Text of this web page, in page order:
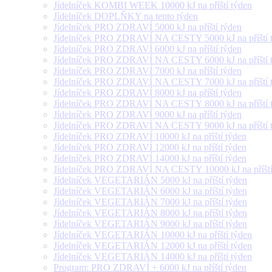
Jídelníček KOMBI WEEK 10000 kJ na příští týden
Jídelníček DOPLŇKY na tento týden
Jídelníček PRO ZDRAVÍ 5000 kJ na příští týden
Jídelníček PRO ZDRAVÍ NA CESTY 5000 kJ na příští
Jídelníček PRO ZDRAVÍ 6000 kJ na příští týden
Jídelníček PRO ZDRAVÍ NA CESTY 6000 kJ na příští
Jídelníček PRO ZDRAVÍ 7000 kJ na příští týden
Jídelníček PRO ZDRAVÍ NA CESTY 7000 kJ na příští
Jídelníček PRO ZDRAVÍ 8000 kJ na příští týden
Jídelníček PRO ZDRAVÍ NA CESTY 8000 kJ na příští
Jídelníček PRO ZDRAVÍ 9000 kJ na příští týden
Jídelníček PRO ZDRAVÍ NA CESTY 9000 kJ na příští
Jídelníček PRO ZDRAVÍ 10000 kJ na příští týden
Jídelníček PRO ZDRAVÍ 12000 kJ na příští týden
Jídelníček PRO ZDRAVÍ 14000 kJ na příští týden
Jídelníček PRO ZDRAVÍ NA CESTY 10000 kJ na
Jídelníček VEGETARIÁN 5000 kJ na příští týden
Jídelníček VEGETARIÁN 6000 kJ na příští týden
Jídelníček VEGETARIÁN 7000 kJ na příští týden
Jídelníček VEGETARIÁN 8000 kJ na příští týden
Jídelníček VEGETARIÁN 9000 kJ na příští týden
Jídelníček VEGETARIÁN 10000 kJ na příští týden
Jídelníček VEGETARIÁN 12000 kJ na příští týden
Jídelníček VEGETARIÁN 14000 kJ na příští týden
Program: PRO ZDRAVÍ + 6000 kJ na příští týden